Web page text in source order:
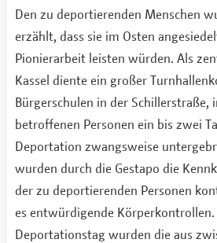
Den zu deportierenden Menschen
erzählt, dass sie im Osten
Pionierarbeit leisten würden. Als
Kassel diente ein großer
Bürgerschulen in der Schillerstraße,
betroffenen Personen ein bis zwei
Deportation zwangsweise
wurden durch die Gestapo die
der zu deportierenden Personen
es entwürdigende
Deportationstag wurden die aus